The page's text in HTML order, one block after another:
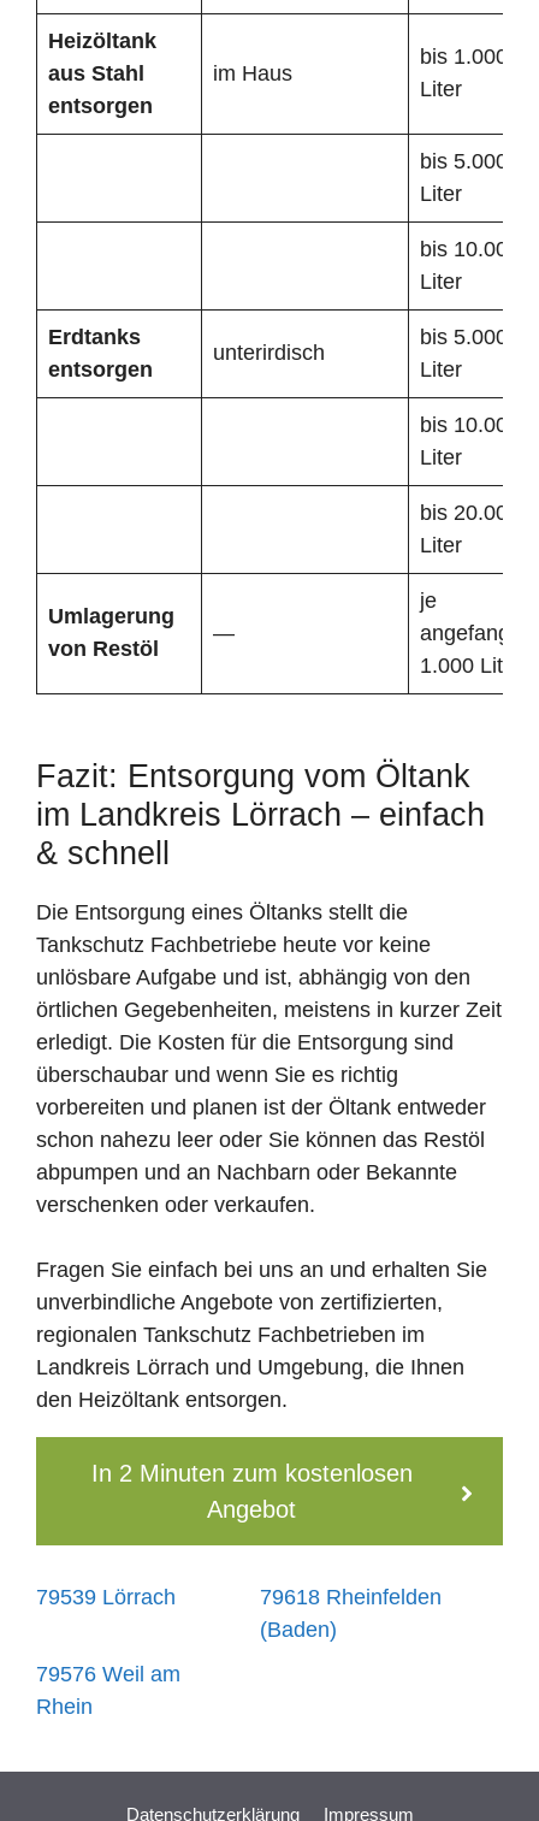
Heizöltank
aus Stahl
entsorgen
im Haus
bis 1.000
Liter
bis 5.000
Liter
bis 10.000
Liter
Erdtanks
entsorgen
unterirdisch
bis 5.000
Liter
bis 10.000
Liter
bis 20.000
Liter
Umlagerung
von Restöl
—
je
1.000 Liter
Fazit: Entsorgung vom Öltank
im Landkreis Lörrach – einfach
& schnell
Die Entsorgung eines Öltanks stellt die
Tankschutz Fachbetriebe heute vor keine
unlösbare Aufgabe und ist, abhängig von den
örtlichen Gegebenheiten, meistens in kurzer Zeit
erledigt. Die Kosten für die Entsorgung sind
überschaubar und wenn Sie es richtig
vorbereiten und planen ist der Öltank entweder
schon nahezu leer oder Sie können das Restöl
abpumpen und an Nachbarn oder Bekannte
verschenken oder verkaufen.
Fragen Sie einfach bei uns an und erhalten Sie
unverbindliche Angebote von zertifizierten,
regionalen Tankschutz Fachbetrieben im
Landkreis Lörrach und Umgebung, die Ihnen
den Heizöltank entsorgen.
In 2 Minuten zum kostenlosen
Angebot
79539 Lörrach
79618 Rheinfelden
(Baden)
79576 Weil am
Rhein
Datenschutzerklärung Impressum